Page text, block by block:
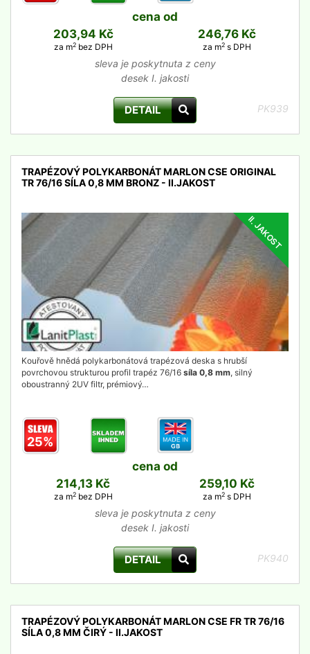
cena od
203,94 Kč
za m2bez DPH
246,76 Kč
za m2 s DPH
sleva je poskytnuta z ceny
desek I. jakosti
DETAIL PK939
TRAPÉZOVÝ POLYKARBONÁT MARLON CSE ORIGINAL
TR 76/16 SÍLA 0,8 MM BRONZ - II.JAKOST
II. JAKOST
detail
Kouřově hnědá polykarbonátová trapézová deska s hrubší
povrchovou strukturou profil trapéz 76/16 síla 0,8 mm, silný
oboustranný 2UV filtr, prémiový…
25%
cena od
214,13 Kč
za m2bez DPH
259,10 Kč
za m2 s DPH
sleva je poskytnuta z ceny
desek I. jakosti
DETAIL PK940
TRAPÉZOVÝ POLYKARBONÁT MARLON CSE FR TR 76/16
SÍLA 0,8 MM ČIRÝ - II.JAKOST